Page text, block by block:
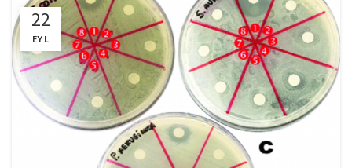
22
EYL